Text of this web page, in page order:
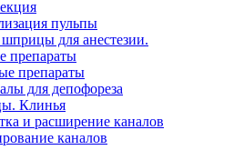
пульпы
для анестезии.
препараты
препараты
для депофореза
Клинья
и расширение каналов
каналов